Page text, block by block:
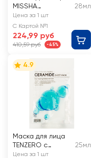
MISSHA
увлажняющая с
гиалуроновой
кислотой, для
сухой кожи
28мл
Цена за 1 шт
С Картой №1
224,99 руб
410,59 руб -45%
4.9
Маска для лица
TENZERO с
керамидами,
25мл
Цена за 1 шт